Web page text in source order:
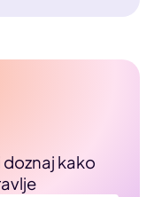
doznaj kako